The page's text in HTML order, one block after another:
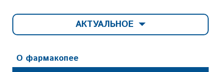
О фармакопее
АКТУАЛЬНОЕ